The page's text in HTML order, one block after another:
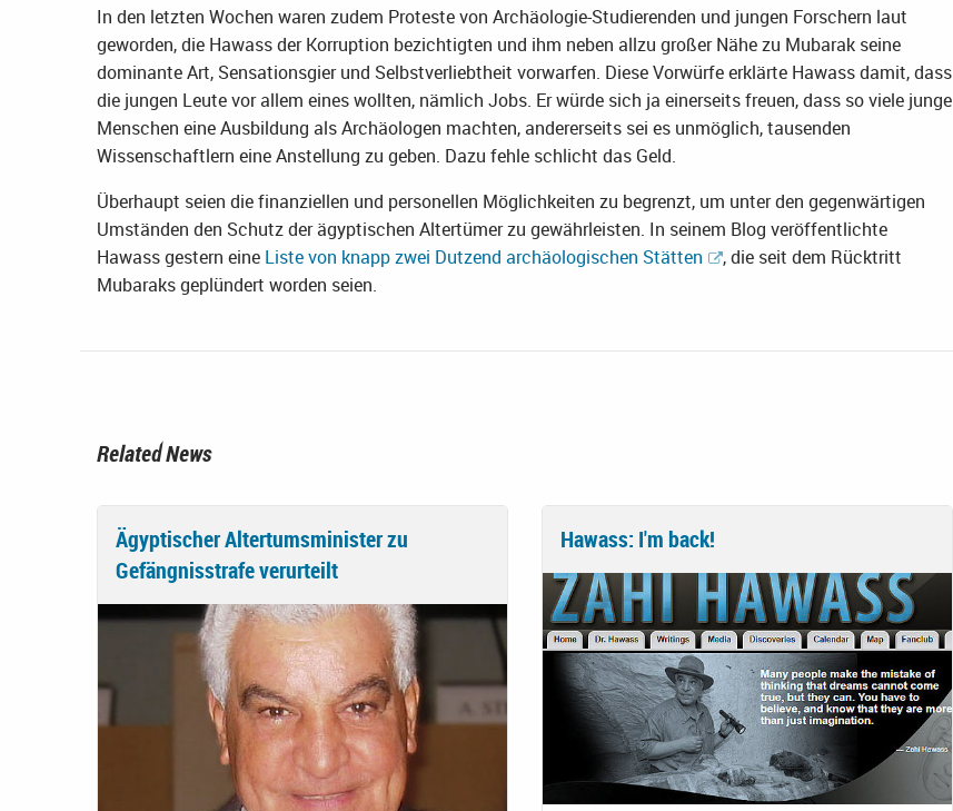
In den letzten Wochen waren zudem Proteste von Archäologie-Studierenden und jungen Forschern laut
geworden, die Hawass der Korruption bezichtigten und ihm neben allzu großer Nähe zu Mubarak seine
dominante Art, Sensationsgier und Selbstverliebtheit vorwarfen. Diese Vorwürfe erklärte Hawass damit, dass
die jungen Leute vor allem eines wollten, nämlich Jobs. Er würde sich ja einerseits freuen, dass so viele junge
Menschen eine Ausbildung als Archäologen machten, andererseits sei es unmöglich, tausenden
Wissenschaftlern eine Anstellung zu geben. Dazu fehle schlicht das Geld.
Überhaupt seien die finanziellen und personellen Möglichkeiten zu begrenzt, um unter den gegenwärtigen
Umständen den Schutz der ägyptischen Altertümer zu gewährleisten. In seinem Blog veröffentlichte
Hawass gestern eine Liste von knapp zwei Dutzend archäologischen Stätten
, die seit dem Rücktritt
Mubaraks geplündert worden seien.
Related News
Ägyptischer Altertumsminister zu
Gefängnisstrafe verurteilt
Hawass: I'm back!